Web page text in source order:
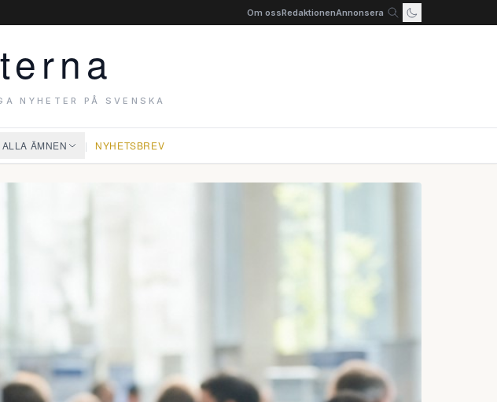
Om ossRedaktionenAnnonsera
NYHETER PÅ SVENSKA
ALLA ÄMNEN | NYHETSBREV